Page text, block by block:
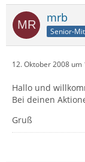
mrb
Senior-
12. Oktober 2008 um
Hallo und
Bei deinen
Gruß